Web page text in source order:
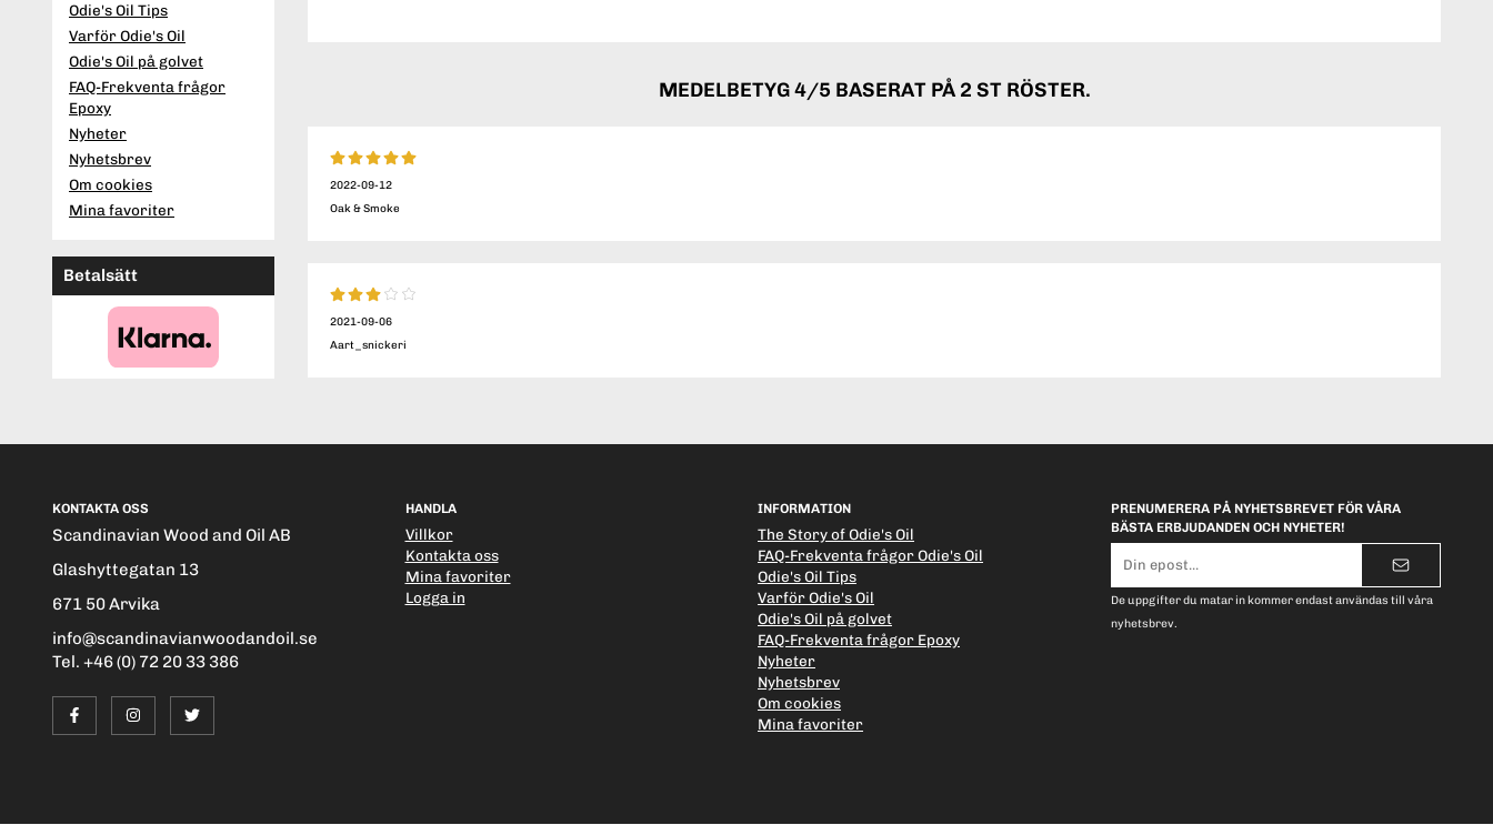
Odie's Oil Tips
Varför Odie's Oil
Odie's Oil på golvet
FAQ-Frekventa frågor
Epoxy
Nyheter
Nyhetsbrev
Om cookies
Mina favoriter
Betalsätt
MEDELBETYG4/5 BASERAT PÅ 2 ST RÖSTER.
2022-09-12
Oak & Smoke
2021-09-06
Aart_snickeri
KONTAKTA OSS
Scandinavian Wood and Oil AB
Glashyttegatan 13
671 50 Arvika
info@scandinavianwoodandoil.se
Tel. +46 (0) 72 20 33 386
HANDLA
Villkor
Kontakta oss
Mina favoriter
Logga in
INFORMATION
The Story of Odie's Oil
FAQ-Frekventa frågor Odie's Oil
Odie's Oil Tips
Varför Odie's Oil
Odie's Oil på golvet
FAQ-Frekventa frågor Epoxy
Nyheter
Nyhetsbrev
Om cookies
Mina favoriter
PRENUMERERA PÅ NYHETSBREVET FÖR VÅRA
BÄSTA ERBJUDANDEN OCH NYHETER!
postadress
De uppgifter du matar in kommer endast användas till våra
nyhetsbrev.